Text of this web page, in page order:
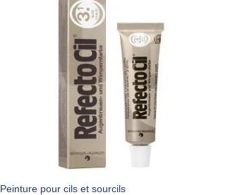
Peinture pour cils et sourcils